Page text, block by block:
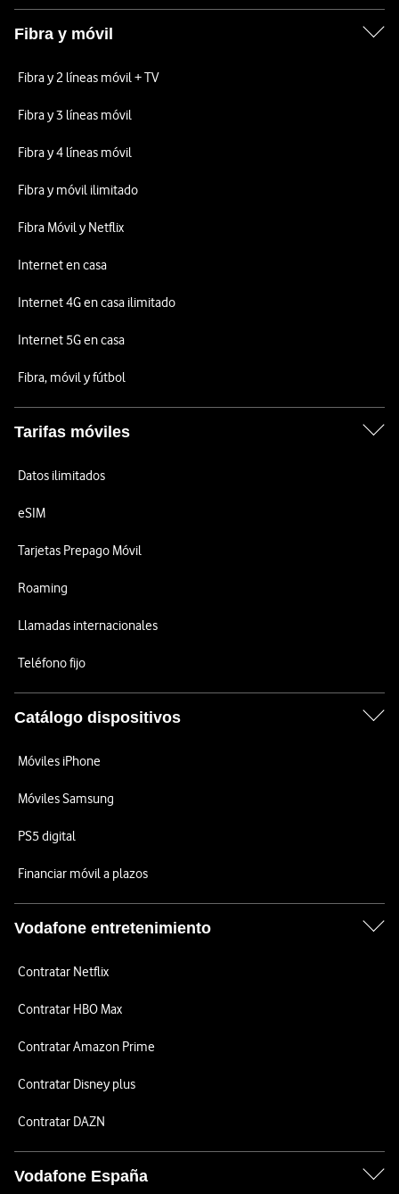
Fibra y móvil
Fibra y 2 líneas móvil + TV
Fibra y 3 líneas móvil
Fibra y 4 líneas móvil
Fibra y móvil ilimitado
Fibra Móvil y Netflix
Internet en casa
Internet 4G en casa ilimitado
Internet 5G en casa
Fibra, móvil y fútbol
Tarifas móviles
Datos ilimitados
eSIM
Tarjetas Prepago Móvil
Roaming
Llamadas internacionales
Teléfono fijo
Catálogo dispositivos
Móviles iPhone
Móviles Samsung
PS5 digital
Financiar móvil a plazos
Vodafone entretenimiento
Contratar Netflix
Contratar HBO Max
Contratar Amazon Prime
Contratar Disney plus
Contratar DAZN
Vodafone España